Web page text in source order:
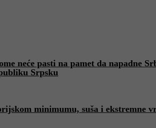
neće pasti na pamet da napadne
Srpsku
minimumu, suša i ekstremne